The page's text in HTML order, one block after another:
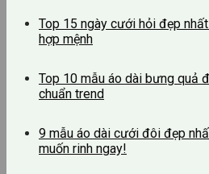
Top 15 ngày cưới hỏi đẹp
hợp mệnh
Top 10 mẫu áo dài bưng quả
chuẩn trend
9 mẫu áo dài cưới đôi đẹp
muốn rinh ngay!